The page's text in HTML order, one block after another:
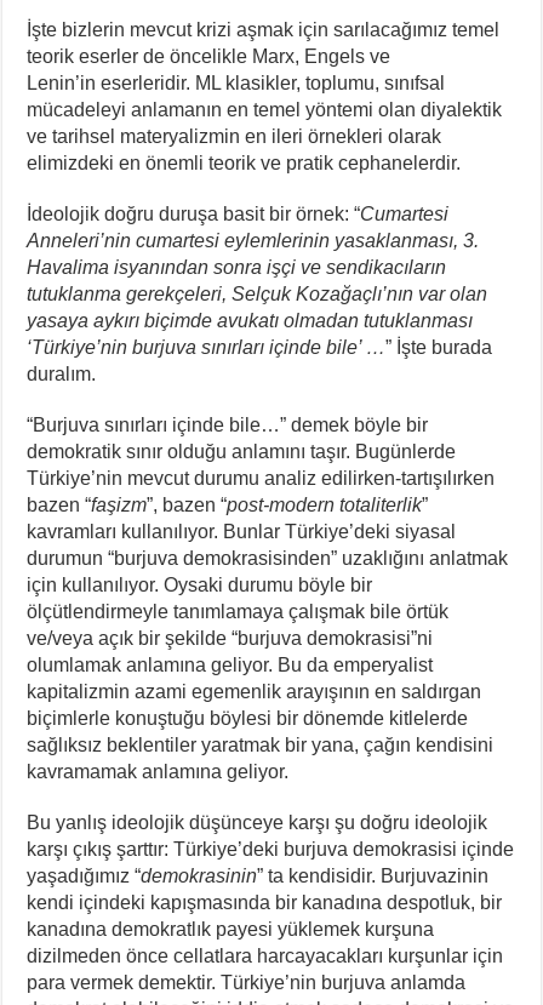
İşte bizlerin mevcut krizi aşmak için sarılacağımız temel
teorik eserler de öncelikle Marx, Engels ve
Lenin’in eserleridir. ML klasikler, toplumu, sınıfsal
mücadeleyi anlamanın en temel yöntemi olan diyalektik
ve tarihsel materyalizmin en ileri örnekleri olarak
elimizdeki en önemli teorik ve pratik cephanelerdir.
İdeolojik doğru duruşa basit bir örnek: “Cumartesi
Anneleri’nin cumartesi eylemlerinin yasaklanması, 3.
Havalima isyanından sonra işçi ve sendikacıların
tutuklanma gerekçeleri, Selçuk Kozağaçlı’nın var olan
yasaya aykırı biçimde avukatı olmadan tutuklanması
‘Türkiye’nin burjuva sınırları içinde bile’ …” İşte burada
duralım.
“Burjuva sınırları içinde bile…” demek böyle bir
demokratik sınır olduğu anlamını taşır. Bugünlerde
Türkiye’nin mevcut durumu analiz edilirken-tartışılırken
bazen “faşizm”, bazen “post-modern totaliterlik”
kavramları kullanılıyor. Bunlar Türkiye’deki siyasal
durumun “burjuva demokrasisinden” uzaklığını anlatmak
için kullanılıyor. Oysaki durumu böyle bir
ölçütlendirmeyle tanımlamaya çalışmak bile örtük
ve/veya açık bir şekilde “burjuva demokrasisi”ni
olumlamak anlamına geliyor. Bu da emperyalist
kapitalizmin azami egemenlik arayışının en saldırgan
biçimlerle konuştuğu böylesi bir dönemde kitlelerde
sağlıksız beklentiler yaratmak bir yana, çağın kendisini
kavramamak anlamına geliyor.
Bu yanlış ideolojik düşünceye karşı şu doğru ideolojik
karşı çıkış şarttır: Türkiye’deki burjuva demokrasisi içinde
yaşadığımız “demokrasinin” ta kendisidir. Burjuvazinin
kendi içindeki kapışmasında bir kanadına despotluk, bir
kanadına demokratlık payesi yüklemek kurşuna
dizilmeden önce cellatlara harcayacakları kurşunlar için
para vermek demektir. Türkiye’nin burjuva anlamda